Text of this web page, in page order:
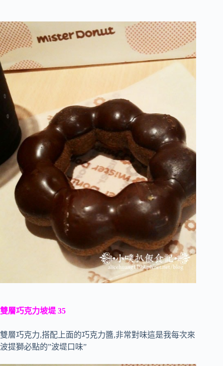
雙層巧克力坡堤 35
雙層巧克力,搭配上面的巧克力醬,非常對味這是我每次來
波提獅必點的”波堤口味”